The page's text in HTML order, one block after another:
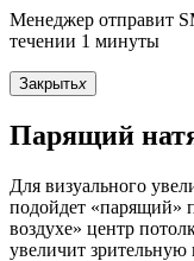
Менеджер отправит
течении 1 минуты
Закрытьx
Парящий
Для визуального
подойдет «парящий»
воздухе» центр
увеличит